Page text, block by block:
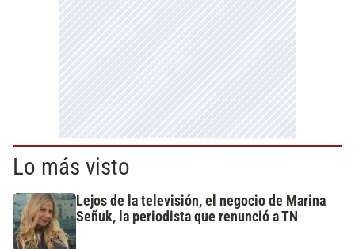
Lo más visto
Lejos de la televisión, el negocio de Marina
Señuk, la periodista que renunció a TN